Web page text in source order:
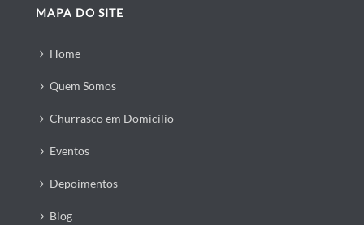
MAPA DO SITE
Home
Quem Somos
Churrasco em Domicílio
Eventos
Depoimentos
Blog